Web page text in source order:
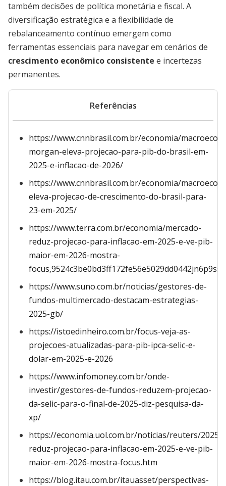
também decisões de política monetária e fiscal. A
diversificação estratégica e a flexibilidade de
rebalanceamento contínuo emergem como
ferramentas essenciais para navegar em cenários de
crescimento econômico consistente e incertezas
permanentes.
Referências
https://www.cnnbrasil.com.br/economia/
morgan-eleva-projecao-para-pib-do-brasil-em-
2025-e-inflacao-de-2026/
https://www.cnnbrasil.com.br/economia/
eleva-projecao-de-crescimento-do-brasil-para-
23-em-2025/
https://www.terra.com.br/economia/mercado-
reduz-projecao-para-inflacao-em-2025-e-ve-pib-
maior-em-2026-mostra-
https://www.suno.com.br/noticias/gestores-de-
fundos-multimercado-destacam-estrategias-
2025-gb/
https://istoedinheiro.com.br/focus-veja-as-
projecoes-atualizadas-para-pib-ipca-selic-e-
dolar-em-2025-e-2026
https://www.infomoney.com.br/onde-
investir/gestores-de-fundos-reduzem-projecao-
da-selic-para-o-final-de-2025-diz-pesquisa-da-
xp/
https://economia.uol.com.br/noticias/reuters/2025/
reduz-projecao-para-inflacao-em-2025-e-ve-pib-
maior-em-2026-mostra-focus.htm
https://blog.itau.com.br/itauasset/perspectivas-